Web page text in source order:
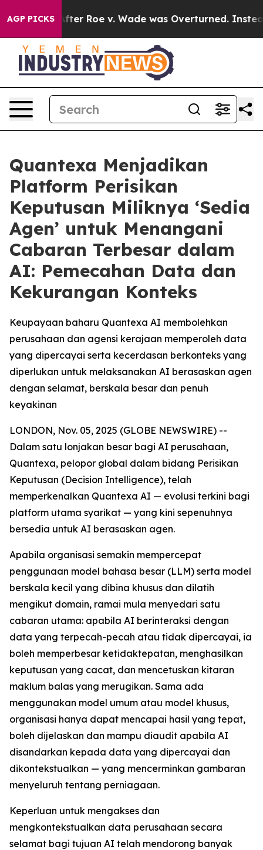
AGP PICKS
After Roe v. Wade was Overturned. Instead,
Quantexa Menjadikan
Platform Perisikan
Keputusan Miliknya ‘Sedia
Agen’ untuk Menangani
Cabaran Terbesar dalam
AI: Pemecahan Data dan
Kekurangan Konteks
Keupayaan baharu Quantexa AI membolehkan
perusahaan dan agensi kerajaan memperoleh data
yang dipercayai serta kecerdasan berkonteks yang
diperlukan untuk melaksanakan AI berasaskan agen
dengan selamat, berskala besar dan penuh
keyakinan
LONDON, Nov. 05, 2025 (GLOBE NEWSWIRE) --
Dalam satu lonjakan besar bagi AI perusahaan,
Quantexa, pelopor global dalam bidang Perisikan
Keputusan (Decision Intelligence), telah
memperkenalkan Quantexa AI — evolusi terkini bagi
platform utama syarikat — yang kini sepenuhnya
bersedia untuk AI berasaskan agen.
Apabila organisasi semakin mempercepat
penggunaan model bahasa besar (LLM) serta model
berskala kecil yang dibina khusus dan dilatih
mengikut domain, ramai mula menyedari satu
cabaran utama: apabila AI berinteraksi dengan
data yang terpecah-pecah atau tidak dipercayai, ia
boleh memperbesar ketidaktepatan, menghasilkan
keputusan yang cacat, dan mencetuskan kitaran
maklum balas yang merugikan. Sama ada
menggunakan model umum atau model khusus,
organisasi hanya dapat mencapai hasil yang tepat,
boleh dijelaskan dan mampu diaudit apabila AI
disandarkan kepada data yang dipercayai dan
dikontekstualkan — yang mencerminkan gambaran
menyeluruh tentang perniagaan.
Keperluan untuk mengakses dan
mengkontekstualkan data perusahaan secara
selamat bagi tujuan AI telah mendorong banyak